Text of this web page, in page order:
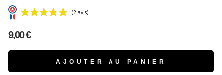
9,00 €
AJOUTER AU PANIER